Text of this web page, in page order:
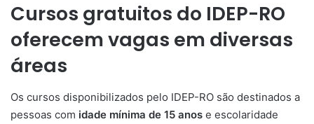
Cursos gratuitos do IDEP-RO
oferecem vagas em diversas
áreas
Os cursos disponibilizados pelo IDEP-RO são destinados a
pessoas com idade mínima de 15 anos e escolaridade